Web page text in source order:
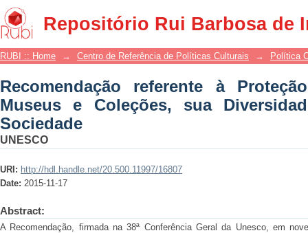
Repositório Rui Barbosa de
Recomendação referente à
Diversidade e seu Papel na Sociedade
RUBI :: Home → Centro de Referência de Políticas Culturais → Política
Recomendação referente à
Museus e Coleções, sua
Sociedade
UNESCO
URI: http://hdl.handle.net/20.500.11997/16807
Date: 2015-11-17
Abstract:
A Recomendação, firmada na 38ª Conferência Geral da Unesco, em